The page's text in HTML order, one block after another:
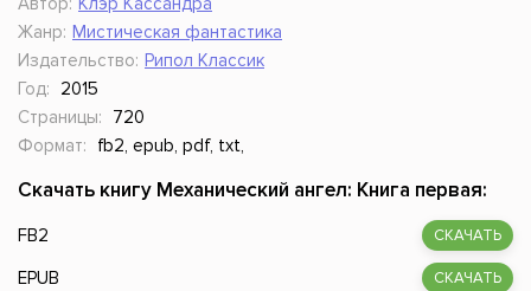
Жанр: Мистическая фантастика
Издательство: Рипол Классик
Год:
2015
Страницы:
720
Формат:
fb2, epub, pdf, txt,
Скачать книгу Механический ангел: Книга первая:
FB2 СКАЧАТЬ
EPUB СКАЧАТЬ